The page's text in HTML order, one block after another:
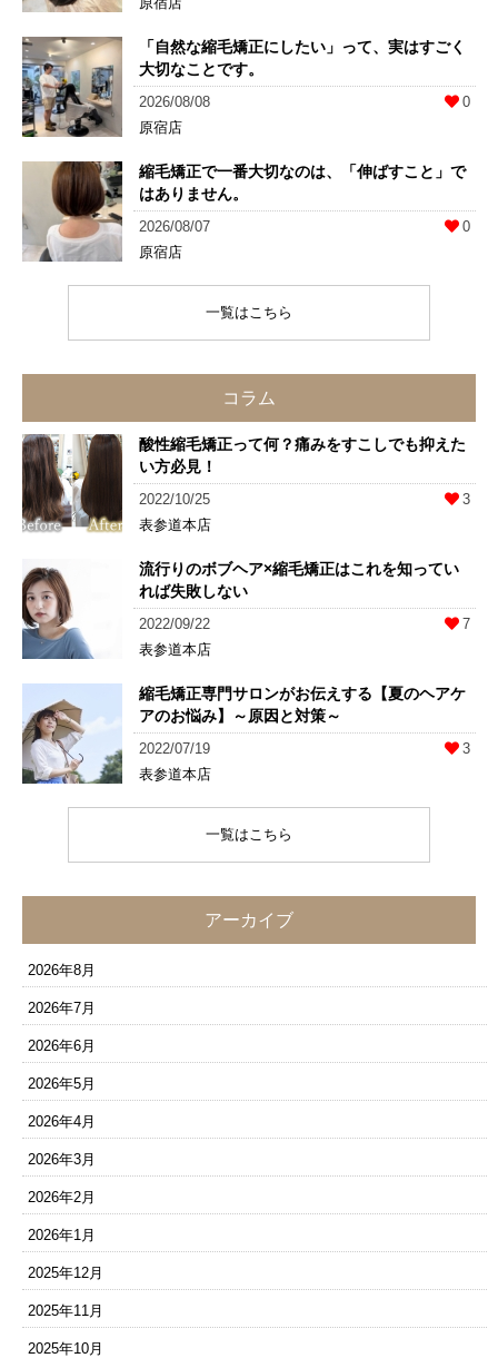
「自然な縮毛矯正にしたい」って、実はすごく
大切なことです。
2026/08/08
0
原宿店
縮毛矯正で一番大切なのは、「伸ばすこと」で
はありません。
2026/08/07
0
原宿店
一覧はこちら
コラム
酸性縮毛矯正って何？痛みをすこしでも抑えた
い方必見！
2022/10/25
3
表参道本店
流行りのボブヘア×縮毛矯正はこれを知ってい
れば失敗しない
2022/09/22
7
表参道本店
縮毛矯正専門サロンがお伝えする【夏のヘアケ
アのお悩み】～原因と対策～
2022/07/19
3
表参道本店
一覧はこちら
アーカイブ
2026年8月
2026年7月
2026年6月
2026年5月
2026年4月
2026年3月
2026年2月
2026年1月
2025年12月
2025年11月
2025年10月